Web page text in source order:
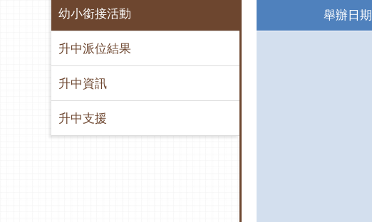
舉辦日期
幼小銜接活動
升中派位結果
升中資訊
升中支援